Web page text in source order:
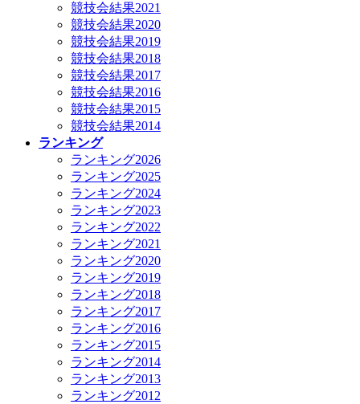
競技会結果2021
競技会結果2020
競技会結果2019
競技会結果2018
競技会結果2017
競技会結果2016
競技会結果2015
競技会結果2014
ランキング
ランキング2026
ランキング2025
ランキング2024
ランキング2023
ランキング2022
ランキング2021
ランキング2020
ランキング2019
ランキング2018
ランキング2017
ランキング2016
ランキング2015
ランキング2014
ランキング2013
ランキング2012